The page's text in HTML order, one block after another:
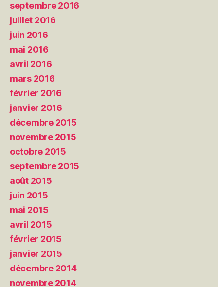
septembre 2016
juillet 2016
juin 2016
mai 2016
avril 2016
mars 2016
février 2016
janvier 2016
décembre 2015
novembre 2015
octobre 2015
septembre 2015
août 2015
juin 2015
mai 2015
avril 2015
février 2015
janvier 2015
décembre 2014
novembre 2014